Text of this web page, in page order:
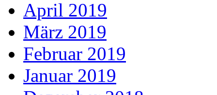
April 2019
März 2019
Februar 2019
Januar 2019